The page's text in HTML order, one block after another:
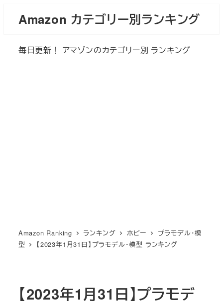
Amazon カテゴリー別ランキング
毎日更新！ アマゾンのカテゴリー別 ランキング
Amazon Ranking ランキング ホビー
プラモデル・模
型
【2023年1月31日】プラモデル・模型 ランキング
【2023年1月31日】プラモデ